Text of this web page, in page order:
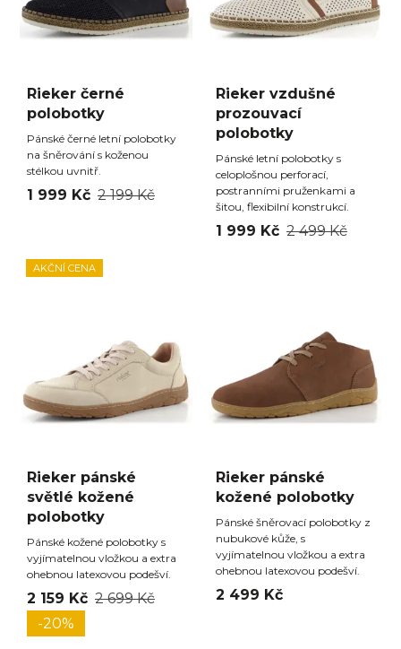
Rieker černé
polobotky
Pánské černé letní polobotky
na šněrování s koženou
stélkou uvnitř.
1 999 Kč 2 199 Kč
Rieker vzdušné
prozouvací
polobotky
Pánské letní polobotky s
celoplošnou perforací,
postranními pruženkami a
šitou, flexibilní konstrukcí.
1 999 Kč 2 499 Kč
AKČNÍ CENA
Rieker pánské
světlé kožené
polobotky
Pánské kožené polobotky s
vyjímatelnou vložkou a extra
ohebnou latexovou podešví.
2 159 Kč 2 699 Kč
-20%
Rieker pánské
kožené polobotky
Pánské šněrovací polobotky z
nubukové kůže, s
vyjímatelnou vložkou a extra
ohebnou latexovou podešví.
2 499 Kč